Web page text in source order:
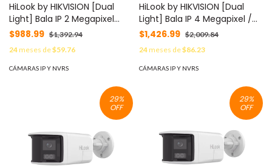
HiLook by HIKVISION [Dual
Light] Bala IP 2 Megapixel
(1080p) / Lente 2.8 mm /
Ángulo de visión 101° / 20
mts IR + 15 mts Luz Blanca /
Micrófono Integrado /
/ PoE / dWDR / H.265+ /
ONVIF MOD: IPC-B120HA-LUC
$988.99 $1,392.94
24meses de$59.76
CÁMARAS IP Y NVRS
HiLook by HIKVISION [Dual
Light] Bala IP 4 Megapixel /
Lente 2.8 mm / Ángulo de
visión 104° / 20 mts IR + 15
mts Luz Blanca / Micrófono
Integrado / ACUSENSE Lite /
ONVIF / dWDR MOD: IPC-
$1,426.99 $2,009.84
24meses de$86.23
CÁMARAS IP Y NVRS
29%
OFF
29%
OFF